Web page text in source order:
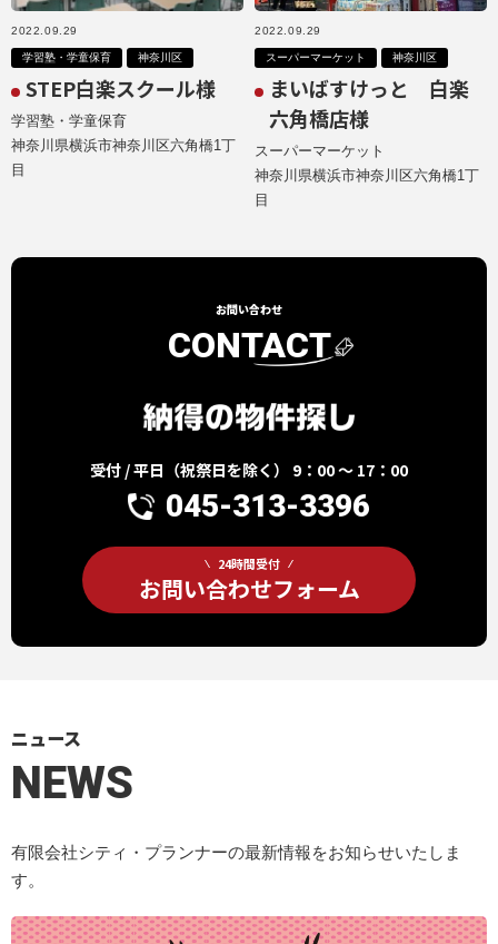
2022.09.29
学習塾・学童保育 神奈川区
STEP白楽スクール様
学習塾・学童保育
神奈川県横浜市神奈川区六角橋1丁
目
2022.09.29
スーパーマーケット 神奈川区
まいばすけっと 白楽
六角橋店様
スーパーマーケット
神奈川県横浜市神奈川区六角橋1丁
目
お問い合わせ
CONTACT
受付 / 平日（祝祭日を除く） 9：00 ～ 17：00
045-313-3396
24時間受付
お問い合わせフォーム
ニュース
NEWS
有限会社シティ・プランナーの最新情報をお知らせいたしま
す。